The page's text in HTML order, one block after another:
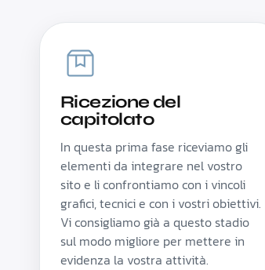
Ricezione del
capitolato
In questa prima fase riceviamo gli
elementi da integrare nel vostro
sito e li confrontiamo con i vincoli
grafici, tecnici e con i vostri obiettivi.
Vi consigliamo già a questo stadio
sul modo migliore per mettere in
evidenza la vostra attività.